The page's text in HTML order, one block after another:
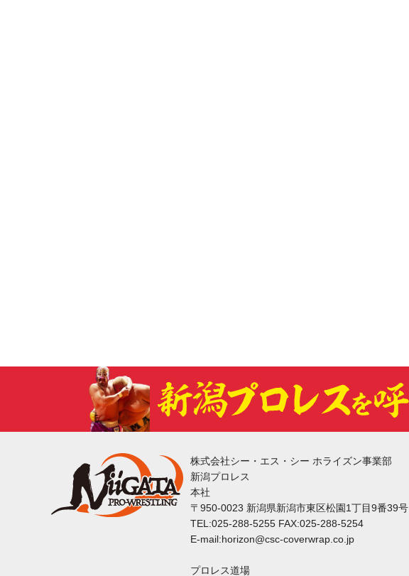
株式会社シー・エス・シー ホライズン事業部
新潟プロレス
本社
〒950-0023 新潟県新潟市東区松園1丁目9番39号
TEL:025-288-5255 FAX:025-288-5254
E-mail:horizon@csc-coverwrap.co.jp
プロレス道場